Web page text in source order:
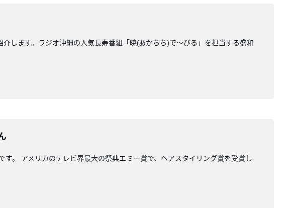
します。ラジオ沖縄の人気長寿番組「暁(あかちち)で～びる」を担当する盛和
。 アメリカのテレビ界最大の祭典エミー賞で、ヘアスタイリング賞を受賞し